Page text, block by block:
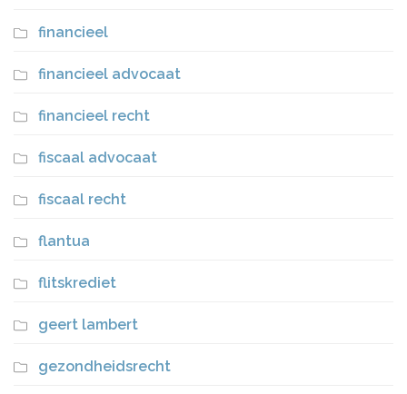
financieel
financieel advocaat
financieel recht
fiscaal advocaat
fiscaal recht
flantua
flitskrediet
geert lambert
gezondheidsrecht